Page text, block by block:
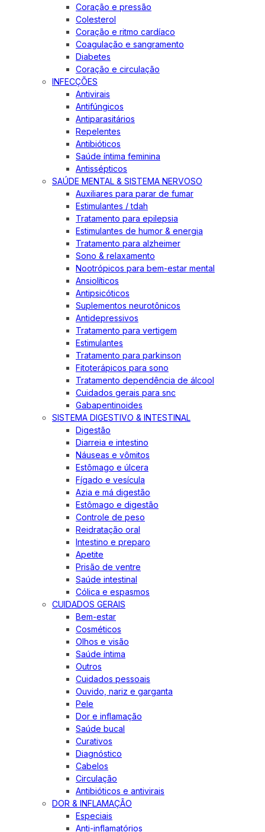
Coração e pressão
Colesterol
Coração e ritmo cardíaco
Coagulação e sangramento
Diabetes
Coração e circulação
INFECÇÕES
Antivirais
Antifúngicos
Antiparasitários
Repelentes
Antibióticos
Saúde íntima feminina
Antissépticos
SAÚDE MENTAL & SISTEMA NERVOSO
Auxiliares para parar de fumar
Estimulantes / tdah
Tratamento para epilepsia
Estimulantes de humor & energia
Tratamento para alzheimer
Sono & relaxamento
Nootrópicos para bem-estar mental
Ansiolíticos
Antipsicóticos
Suplementos neurotônicos
Antidepressivos
Tratamento para vertigem
Estimulantes
Tratamento para parkinson
Fitoterápicos para sono
Tratamento dependência de álcool
Cuidados gerais para snc
Gabapentinoides
SISTEMA DIGESTIVO & INTESTINAL
Digestão
Diarreia e intestino
Náuseas e vômitos
Estômago e úlcera
Fígado e vesícula
Azia e má digestão
Estômago e digestão
Controle de peso
Reidratação oral
Intestino e preparo
Apetite
Prisão de ventre
Saúde intestinal
Cólica e espasmos
CUIDADOS GERAIS
Bem-estar
Cosméticos
Olhos e visão
Saúde íntima
Outros
Cuidados pessoais
Ouvido, nariz e garganta
Pele
Dor e inflamação
Saúde bucal
Curativos
Diagnóstico
Cabelos
Circulação
Antibióticos e antivirais
DOR & INFLAMAÇÃO
Especiais
Anti-inflamatórios